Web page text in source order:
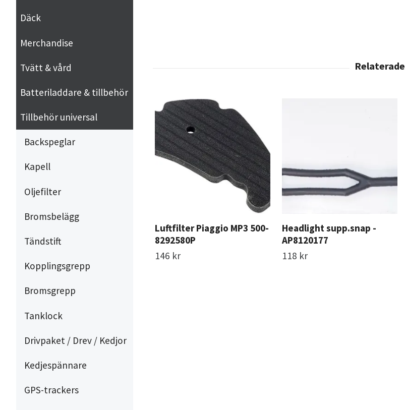
Däck
Merchandise
Tvätt & vård
Batteriladdare & tillbehör
Tillbehör universal
Backspeglar
Kapell
Oljefilter
Bromsbelägg
Tändstift
Kopplingsgrepp
Bromsgrepp
Tanklock
Drivpaket / Drev / Kedjor
Kedjespännare
GPS-trackers
Luftfilter Piaggio MP3 500-
8292580P
146 kr
Headlight supp.snap -
AP8120177
118 kr